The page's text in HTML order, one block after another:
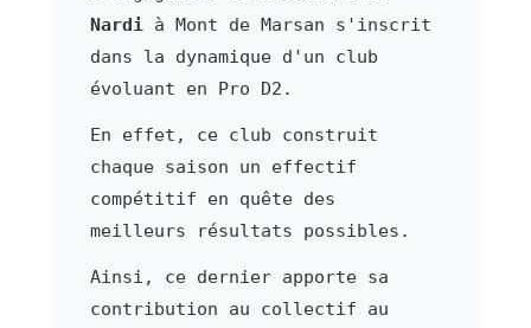
Nardià Mont de Marsan s'inscrit
dans la dynamique d'un club
évoluant en Pro D2.
En effet, ce club construit
chaque saison un effectif
compétitif en quête des
meilleurs résultats possibles.
Ainsi, ce dernier apporte sa
contribution au collectif au